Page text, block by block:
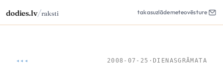
dodies.lv/raksti takasuzlādemeteovēsture
◂◂◂ 2008-07-25 · DIENASGRĀMATA